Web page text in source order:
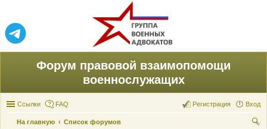
Форум правовой взаимопомощи
военнослужащих
Ссылки FAQ Вход
Регистрация
На главную
Список форумов